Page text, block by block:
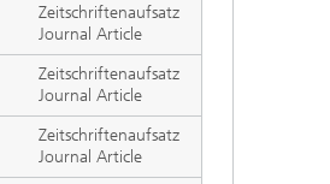
Zeitschriftenaufsatz
Journal Article
Zeitschriftenaufsatz
Journal Article
Zeitschriftenaufsatz
Journal Article